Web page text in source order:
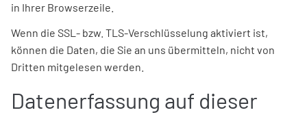
in Ihrer Browserzeile.
Wenn die SSL- bzw. TLS-Verschlüsselung aktiviert ist,
können die Daten, die Sie an uns übermitteln, nicht von
Dritten mitgelesen werden.
Datenerfassung auf dieser